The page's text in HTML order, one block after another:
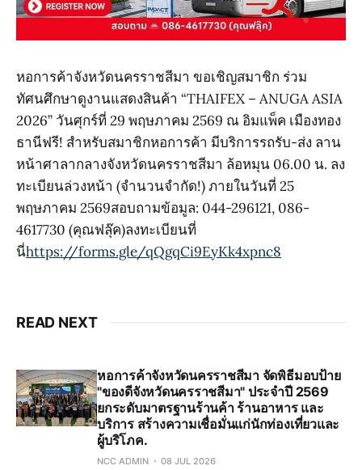
หอการค้าจังหวัดนครราชสีมา ขอเชิญสมาชิก ร่วม
ทัศนศึกษาดูงานแสดงสินค้า “THAIFEX – ANUGA ASIA
2026” วันศุกร์ที่ 29 พฤษภาคม 2569 ณ อิมแพ็ค เมืองทอง
ธานีฟรี! สำหรับสมาชิกหอการค้า มีบริการรถรับ-ส่ง ลาน
หน้าศาลากลางจังหวัดนครราชสีมา ล้อหมุน 06.00 น. ลง
ทะเบียนล่วงหน้า (จำนวนจำกัด!) ภายในวันที่ 25
พฤษภาคม 2569สอบถามข้อมูล: 044-296121, 086-
4617730 (คุณฟลุ๊ค)ลงทะเบียนที่
นี่https://forms.gle/qQgqCi9EyKk4xpnc8
READ NEXT
หอการค้าจังหวัดนครราชสีมา จัดพิธีมอบป้าย
"ของดีจังหวัดนครราชสีมา" ประจำปี 2569
ยกระดับมาตรฐานร้านค้า ร้านอาหาร และ
บริการ สร้างความเชื่อมั่นแก่นักท่องเที่ยวและ
ผู้บริโภค.
NCC ADMIN 08 JUL 2026